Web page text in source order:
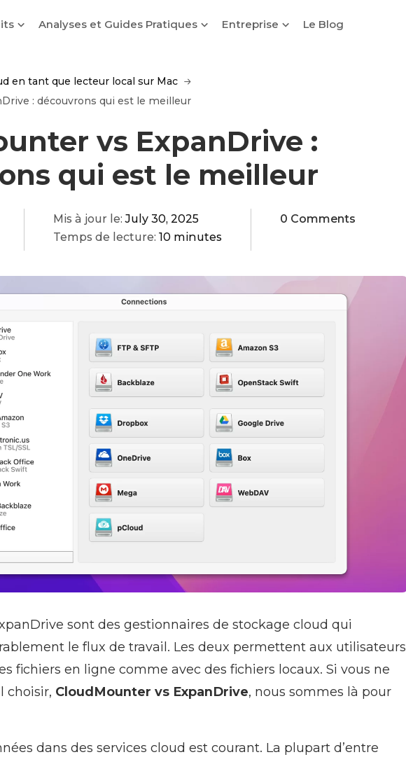
Analyses et Guides Pratiques Entreprise Le Blog
en tant que lecteur local sur Mac
: découvrons qui est le meilleur
vs ExpanDrive :
qui est le meilleur
Mis à jour le:July 30, 2025
Temps de lecture: 10 minutes
0 Comments
sont des gestionnaires de stockage cloud qui
le flux de travail. Les deux permettent aux utilisateurs
fichiers en ligne comme avec des fichiers locaux. Si vous ne
choisir, CloudMounter vs ExpanDrive, nous sommes là pour
dans des services cloud est courant. La plupart d’entre